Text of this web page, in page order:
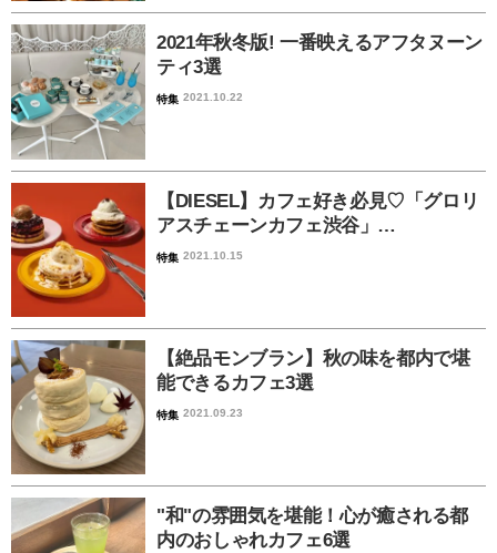
2021年秋冬版! 一番映えるアフタヌーン
ティ3選
特集 2021.10.22
【DIESEL】カフェ好き必見♡「グロリ
アスチェーンカフェ渋谷」…
特集 2021.10.15
【絶品モンブラン】秋の味を都内で堪
能できるカフェ3選
特集 2021.09.23
"和"の雰囲気を堪能！心が癒される都
内のおしゃれカフェ6選